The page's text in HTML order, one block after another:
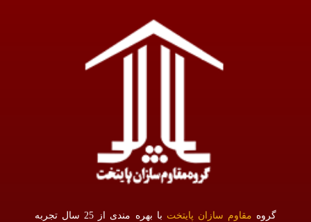
گروه مقاوم سازان پایتخت
با بهره مندی از 25 سال تجربه